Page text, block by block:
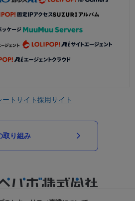
ートサイト採用サイト
取り組み